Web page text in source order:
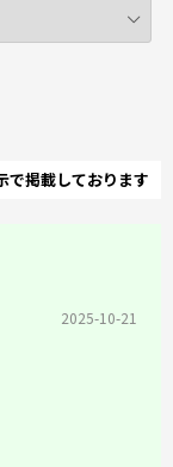
で掲載しております
2025-10-21